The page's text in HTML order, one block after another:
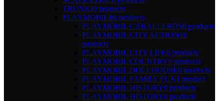
TRUNKI0 products
PLAYMOBIL86 products
PLAYMOBIL CABALLEROS0 products
PLAYMOBIL CITY ACTION10
products
PLAYMOBIL CITY LIFE6 products
PLAYMOBIL COUNTRY9 products
PLAYMOBIL DOLLHOUSE0 products
PLAYMOBIL FAMILY FUN1 product
PLAYMOBIL HISTORY0 products
PLAYMOBIL HISTORY0 products